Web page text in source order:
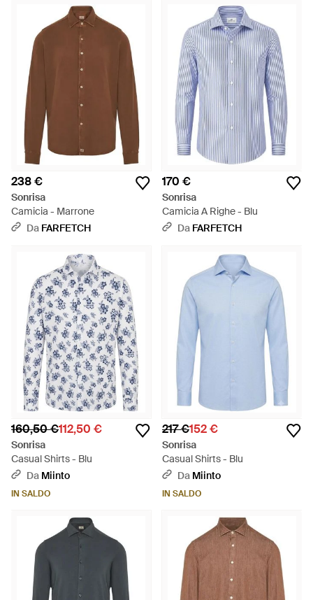
238 €
Sonrisa
Camicia - Marrone
Da FARFETCH
170 €
Sonrisa
Camicia A Righe - Blu
Da FARFETCH
160,50 €112,50 €
Sonrisa
Casual Shirts - Blu
Da Miinto
IN SALDO
217 €152 €
Sonrisa
Casual Shirts - Blu
Da Miinto
IN SALDO